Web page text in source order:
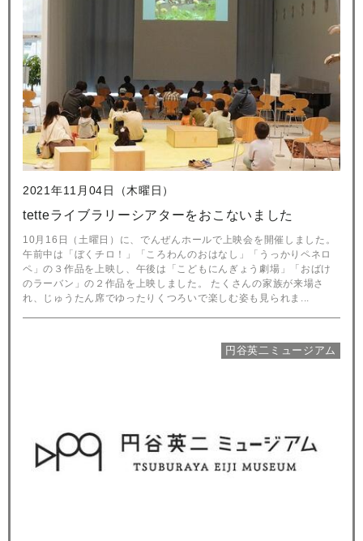
2021年11月04日（木曜日）
tetteライブラリーシアターをおこないました
10月16日（土曜日）に、でんぜんホールで上映会を開催しました。
午前中は「ぼくチロ！」「ころわんのおはなし」「うっかりペネロ
ペ」の３作品を上映し、午後は「こどもにんぎょう劇場」「おばけ
のラーバン」の２作品を上映しました。 たくさんの家族が来場さ
れ、じゅうたん席でゆったりくつろいで楽しむ姿も見られま...
円谷英二ミュージアム